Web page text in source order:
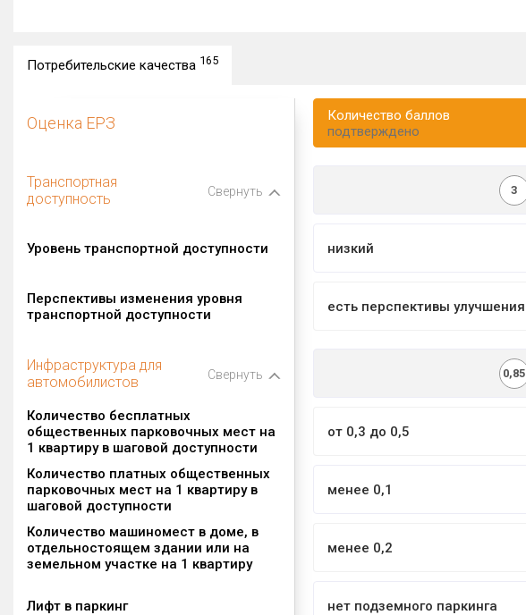
Потребительские качества 165
Оценка ЕРЗ
Количество баллов
подтверждено
Транспортная
доступность
Свернуть 3
Уровень транспортной доступности низкий
Перспективы изменения уровня
транспортной доступности
есть перспективы улучшения
Инфраструктура для
автомобилистов
Свернуть 0,85
Количество бесплатных
общественных парковочных мест на
1 квартиру в шаговой доступности
от 0,3 до 0,5
Количество платных общественных
парковочных мест на 1 квартиру в
шаговой доступности
менее 0,1
Количество машиномест в доме, в
отдельностоящем здании или на
земельном участке на 1 квартиру
менее 0,2
Лифт в паркинг нет подземного паркинга